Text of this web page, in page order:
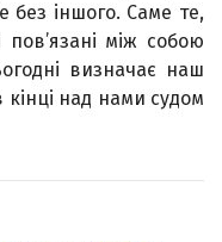
без іншого. Саме те,
між собою
визначає наш
над нами судом